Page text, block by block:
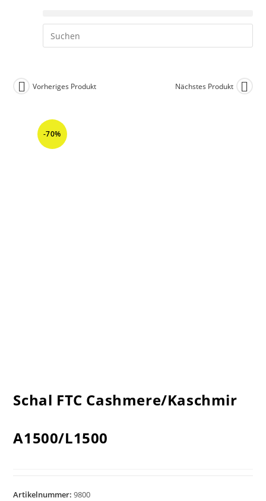
-70%
Vorheriges Produkt Nächstes Produkt
Schal FTC Cashmere/Kaschmir
A1500/L1500
Artikelnummer:9800